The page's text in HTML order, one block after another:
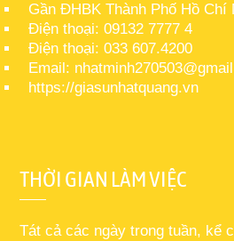
Gần ĐHBK Thành Phố Hồ Chí
Điện thoại: 09132 7777 4
Điện thoại: 033 607.4200
Email:
https://giasunhatquang.vn
THỜI GIAN LÀM VIỆC
Tát cả các ngày trong tuần, kể